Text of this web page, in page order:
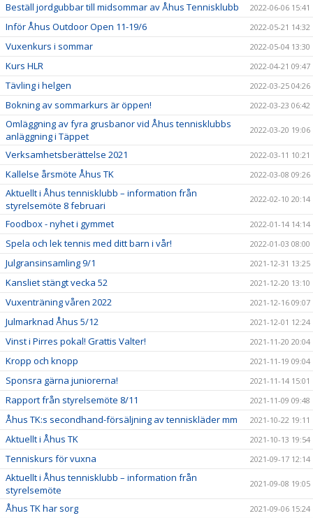
Beställ jordgubbar till midsommar av Åhus Tennisklubb 2022-06-06 15:41
Inför Åhus Outdoor Open 11-19/6 2022-05-21 14:32
Vuxenkurs i sommar 2022-05-04 13:30
Kurs HLR 2022-04-21 09:47
Tävling i helgen 2022-03-25 04:26
Bokning av sommarkurs är öppen! 2022-03-23 06:42
Omläggning av fyra grusbanor vid Åhus tennisklubbs
anläggning i Täppet
2022-03-20 19:06
Verksamhetsberättelse 2021 2022-03-11 10:21
Kallelse årsmöte Åhus TK 2022-03-08 09:26
Aktuellt i Åhus tennisklubb – information från
styrelsemöte 8 februari
2022-02-10 20:14
Foodbox - nyhet i gymmet 2022-01-14 14:14
Spela och lek tennis med ditt barn i vår! 2022-01-03 08:00
Julgransinsamling 9/1 2021-12-31 13:25
Kansliet stängt vecka 52 2021-12-20 13:10
Vuxenträning våren 2022 2021-12-16 09:07
Julmarknad Åhus 5/12 2021-12-01 12:24
Vinst i Pirres pokal! Grattis Valter! 2021-11-20 20:04
Kropp och knopp 2021-11-19 09:04
Sponsra gärna juniorerna! 2021-11-14 15:01
Rapport från styrelsemöte 8/11 2021-11-09 09:48
Åhus TK:s secondhand-försäljning av tenniskläder mm 2021-10-22 19:11
Aktuellt i Åhus TK 2021-10-13 19:54
Tenniskurs för vuxna 2021-09-17 12:14
Aktuellt i Åhus tennisklubb – information från
styrelsemöte
2021-09-08 19:05
Åhus TK har sorg 2021-09-06 15:24